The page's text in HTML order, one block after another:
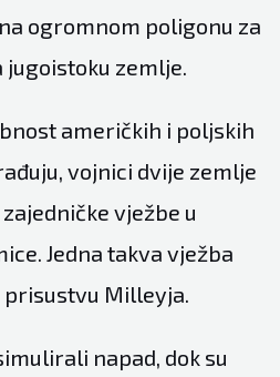
ogromnom poligonu za
jugoistoku zemlje.
američkih i poljskih
vojnici dvije zemlje
vježbe u
Jedna takva vježba
prisustvu Milleyja.
napad, dok su